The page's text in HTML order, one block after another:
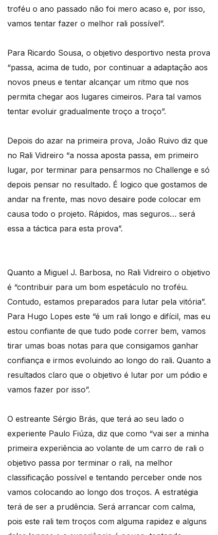
troféu o ano passado não foi mero acaso e, por isso,
vamos tentar fazer o melhor rali possível”.
Para Ricardo Sousa, o objetivo desportivo nesta prova
“passa, acima de tudo, por continuar a adaptação aos
novos pneus e tentar alcançar um ritmo que nos
permita chegar aos lugares cimeiros. Para tal vamos
tentar evoluir gradualmente troço a troço”.
Depois do azar na primeira prova, João Ruivo diz que
no Rali Vidreiro “a nossa aposta passa, em primeiro
lugar, por terminar para pensarmos no Challenge e só
depois pensar no resultado. É logico que gostamos de
andar na frente, mas novo desaire pode colocar em
causa todo o projeto. Rápidos, mas seguros… será
essa a táctica para esta prova”.
Quanto a Miguel J. Barbosa, no Rali Vidreiro o objetivo
é “contribuir para um bom espetáculo no troféu.
Contudo, estamos preparados para lutar pela vitória”.
Para Hugo Lopes este “é um rali longo e difícil, mas eu
estou confiante de que tudo pode correr bem, vamos
tirar umas boas notas para que consigamos ganhar
confiança e irmos evoluindo ao longo do rali. Quanto a
resultados claro que o objetivo é lutar por um pódio e
vamos fazer por isso”.
O estreante Sérgio Brás, que terá ao seu lado o
experiente Paulo Fiúza, diz que como “vai ser a minha
primeira experiência ao volante de um carro de rali o
objetivo passa por terminar o rali, na melhor
classificação possível e tentando perceber onde nos
vamos colocando ao longo dos troços. A estratégia
terá de ser a prudência. Será arrancar com calma,
pois este rali tem troços com alguma rapidez e alguns